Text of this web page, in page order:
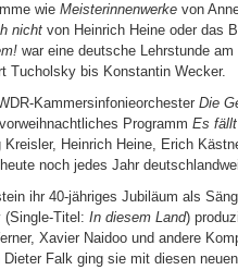
wieMeisterinnenwerke von
nichtvon Heinrich Heine oder das
war eine deutsche Lehrstunde
Tucholsky bis Konstantin Wecker.
Kammersinfonieorchester Die
Programm Es
Heinrich Heine, Erich
noch jedes Jahr
ihr 40-jähriges Jubiläum als
(Single-Titel: In diesem Land)
Xavier Naidoo und andere
Falk ging sie mit diesen